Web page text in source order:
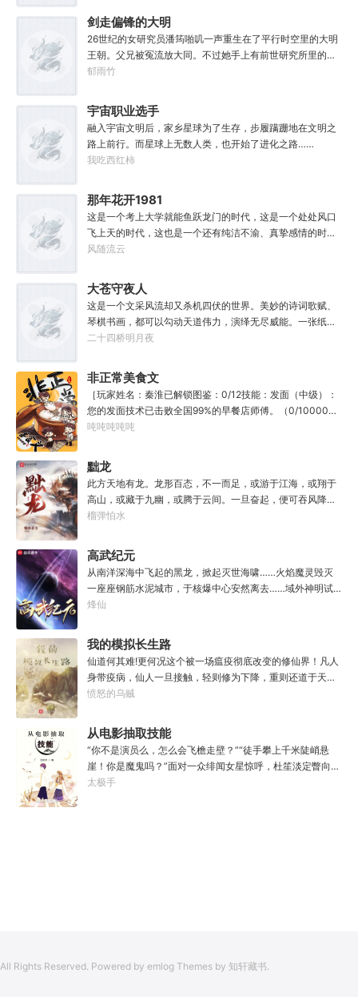
定先在魔门苟住，一世世苦修，不成仙不出山，奈何魔门凶
险异常，遍地都是人材。第一世，吕阳惨遭师姐暗算。第二
世，好不容易反杀师姐，又遭师兄毒手。第三世，第四
世……直到百世之后，再回首，吕阳才发现自己已经成为了
一代魔道巨擘，初圣宗里最畜生的那一个。“魔门个个都是人
剑走偏锋的大明
26世纪的女研究员潘筠啪叽一声重生在了平行时空里的大明
王朝。父兄被冤流放大同。不过她手上有前世研究所里的镇
馆神器——灵境！为救家人，潘筠化身道观小道士，仗剑提
度牒。潘筠大剑拍上去：闭嘴，信不信扣你鱼仔。
郁雨竹
宇宙职业选手
融入宇宙文明后，家乡星球为了生存，步履蹒跚地在文明之
路上前行。而星球上无数人类，也开始了进化之路……
我吃西红柿
那年花开1981
这是一个考上大学就能鱼跃龙门的时代，这是一个处处风口
飞上天的时代，这也是一个还有纯洁不渝、真挚感情的时
代；只不过李野刚刚来到这个时代，却被劝着放弃高考进厂
冲刺型选手会考不上？那岂不是辜负了那么多年体育老师的
教导？”
风随流云
大苍守夜人
这是一个文采风流却又杀机四伏的世界。美妙的诗词歌赋、
琴棋书画，都可以勾动天道伟力，演绎无尽威能。一张纸可
封万载凶谷，一滴墨可将三千里海域化为永夜。林苏进入这
人毕生难以触摸的天花板，敢与诸子百家圣人争道。精智
计，察人心，演绎兵法三十六计，弹指间可换一国之君。不
知者谓他情种，知他者，言他为真性情。
二十四桥明月夜
非正常美食文
［玩家姓名：秦淮已解锁图鉴：0/12技能：发面（中级）：
您的发面技术已击败全国99%的早餐店师傅。（0/10000）
调馅（高级）：您的调馅水平已击败全国100%的早餐店师
的那一刻，美食文主角迎来了他加载成功的系统。秦淮：美
食文，早说呀，这个他熟！后来——秦淮发现这好像不是个
单纯的美食文系统。好像还加了些奇奇怪怪的东西。连带着
他看邻居、朋友、客人、员工都不太像人……不过没事。遇
事不决，先吃一口！.游戏说明：1.本游戏自由度极高，请玩
力解锁图鉴。3.一切解释归游戏所有。
吨吨吨吨吨
黜龙
此方天地有龙。龙形百态，不一而足，或游于江海，或翔于
高山，或藏于九幽，或腾于云间。一旦奋起，便可吞风降
雪，引江划河，落雷喷火，分山避海。此处人间也有龙。人
之志。一时机发，便可翻云覆雨，决势分野，定鼎问道，证
位成龙。作为一个迷路的穿越者，张行一开始也想成龙，但
后来，他发现这个行当卷的太厉害了，就决定改行，去黜落
群龙。所谓行尽天下路，使天地处处通，黜遍天下龙，使世
间人人可为龙。
榴弹怕水
高武纪元
从南洋深海中飞起的黑龙，掀起灭世海啸……火焰魔灵毁灭
一座座钢筋水泥城市，于核爆中心安然离去……域外神明试
图统治整片星海……这是人类科技高度发达的未来世界。也
源，心怀能观想星海的奇异神宫，在这个世界艰难前行。多
年以后。“我现在的飞行速度是122682米/每秒，力量爆发
是……”李源在距蓝星表层约180公里的大气层中极速飞行，
冰冷眸子盯着昏暗虚空尽头那条形似神话传说中神龙的庞然
大物：“你，应该是所有入侵半神生命体中最强的一个
烽仙
我的模拟长生路
仙道何其难!更何况这个被一场瘟疫彻底改变的修仙界！凡人
身带疫病，仙人一旦接触，轻则修为下降，重则还道于天，
于是仙凡永隔；仙法不可同修，整个修仙界成为了一个巨大
凡尘中打滚，蹉跎一生。好在临终之时终于觉醒异宝，能够
化真为假，将真实的人生转为黄粱一梦，重回刚穿越之时！
于是，李凡开始了他的漫漫长生路！第二世，李凡历时五十
载终权倾天下，但却遍寻世间而不见仙踪。只在人生的末尾
得见仙人痕迹。第三世，李凡殚精竭虑、百般谋划，却终抵
愤怒的乌贼
从电影抽取技能
“你不是演员么，怎么会飞檐走壁？”“徒手攀上千米陡峭悬
崖！你是魔鬼吗？”面对一众绯闻女星惊呼，杜笙淡定瞥向从
影片中获得的绝技：【龙象般若功（紫）：十龙十象之力，
太极手
All Rights Reserved. Powered by emlog Themes by 知轩藏书.